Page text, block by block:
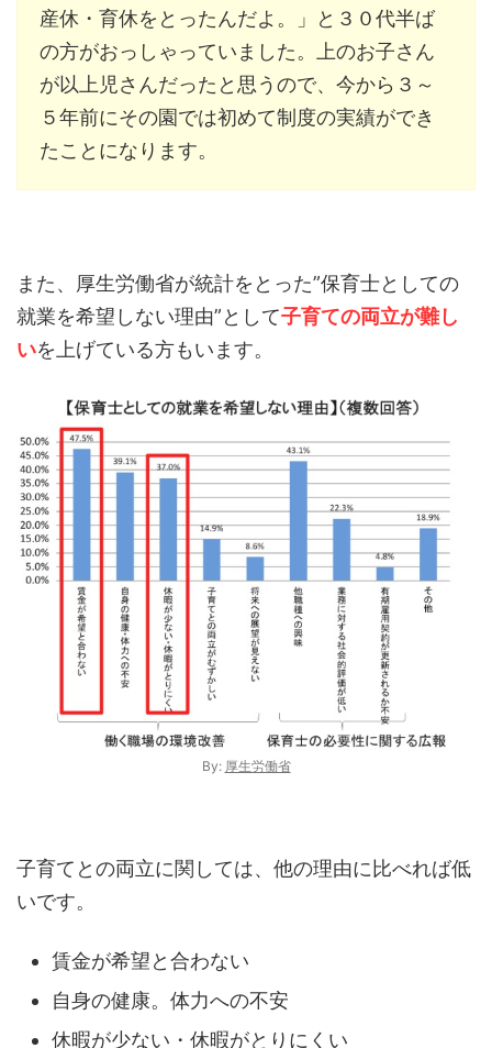
産休・育休をとったんだよ。」と３０代半ば
の方がおっしゃっていました。上のお子さん
が以上児さんだったと思うので、今から３～
５年前にその園では初めて制度の実績ができ
たことになります。
また、厚生労働省が統計をとった”保育士としての
就業を希望しない理由”として子育ての両立が難し
いを上げている方もいます。
By: 厚生労働省
子育てとの両立に関しては、他の理由に比べれば低
いです。
賃金が希望と合わない
自身の健康。体力への不安
休暇が少ない・休暇がとりにくい